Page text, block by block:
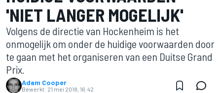
'NIET LANGER MOGELIJK'
Volgens de directie van Hockenheim is het
onmogelijk om onder de huidige voorwaarden door
te gaan met het organiseren van een Duitse Grand
Prix.
Adam Cooper
Bewerkt: 21 mei 2018, 16:42